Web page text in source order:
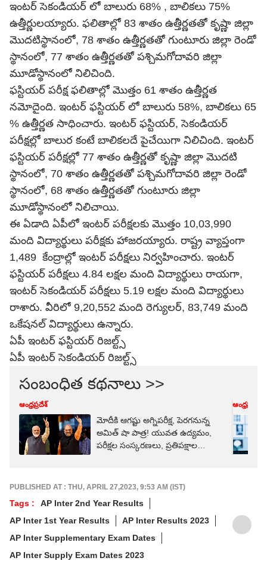
ఇంటర్ సెకండియర్ లో బాలురు 68% , బాలికలు 75%
ఉత్తీర్ణులయ్యారు. ఫలితాల్లో 83 శాతం ఉత్తీర్ణతతో కృష్ణా జిల్లా
మొదటిస్థానంలో, 78 శాతం ఉత్తీర్ణతతో గుంటూరు జిల్లా రెండో
స్థానంలో, 77 శాతం ఉత్తీర్ణతతో పశ్చిమగోదావరి జిల్లా
మూడోస్థానంలో నిలిచింది.
ఫస్టియర్ పరీక్ష ఫలితాల్లో మొత్తం 61 శాతం ఉత్తీర్ణత
నమోదైంది. ఇంటర్ ఫస్టియర్ లో బాలురు 58%, బాలికలు 65
% ఉత్తీర్ణత సాధించారు. ఇంటర్‌ ఫస్టియర్‌, సెకండియర్‌
పరీక్షల్లో బాలుర కంటే బాలికలదే పైచేయిగా నిలిచింది. ఇంటర్‌
ఫస్టియర్‌ పరీక్షల్లో 77 శాతం ఉత్తీర్ణతో కృష్ణా జిల్లా మొదటి
స్థానంలో, 70 శాతం ఉత్తీర్ణతతో పశ్చిమగోదావరి జిల్లా రెండో
స్థానంలో, 68 శాతం ఉత్తీర్ణతతో గుంటూరు జిల్లా
మూడోస్థానంలో నిలిచాయి.
ఈ ఏడాది ఏపీలో ఇంటర్ పరీక్షలకు మొత్తం 10,03,990
మంది విద్యార్థులు పరీక్షకు హాజ‌రయ్యారు. రాష్ట్ర వ్యాప్తంగా
1,489 కేంద్రాల్లో ఇంటర్ పరీక్షలు నిర్వహించారు. ఇంటర్‌
ఫస్టియర్‌ పరీక్షలు 4.84 లక్షల మంది విద్యార్థులు రాయగా,
ఇంటర్‌ సెకండియర్‌ పరీక్షలు 5.19 లక్షల మంది విద్యార్థులు
రాశారు. వీరిలో 9,20,552 మంది రెగ్యులర్‌, 83,749 మంది
ఒకేషనల్‌ విద్యార్థులు ఉన్నారు.
ఏపీ ఇంటర్ ఫస్టియర్ రిజల్ట్స్
ఏపీ ఇంటర్ సెకండియర్ రిజల్ట్స్
సంబంధిత కథనాలు >>
ఆంధ్రప్రదేశ్
మోదీకి ఆగష్టు అగ్నిపరీక్ష, పెరగనున్న
అమిత్ షా పాత్ర! యువత ఉద్యమం,
పరీక్షల సంస్కరణలు, ప్రతిపక్షాల
ఆంధ్రప్రదేశ్
PUBLISHED AT : THU, APRIL 27,2023, 9:53 AM (IST)
Tags :
AP Inter 2nd Year Results
AP Inter 1st Year Results
AP Inter Results 2023
AP Inter Supplementary Exam Dates
AP Inter Supply Exam Dates 2023